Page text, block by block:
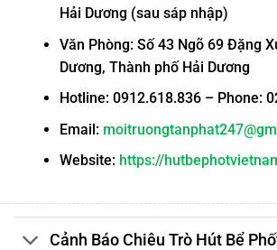
Hải Dương (sau sáp nhập)
Văn Phòng: Số 43 Ngõ 69 Đặng
Dương, Thành phố Hải Dương
Hotline: 0912.618.836 – Phone:
Email:
Website: https://
Cảnh Báo Chiêu Trò Hút Bể